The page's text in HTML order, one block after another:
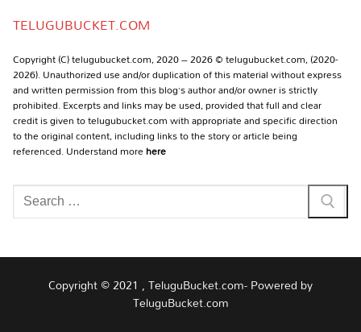
TELUGUBUCKET.COM
Copyright (C) telugubucket.com, 2020 – 2026 © telugubucket.com, (2020-
2026). Unauthorized use and/or duplication of this material without express
and written permission from this blog’s author and/or owner is strictly
prohibited. Excerpts and links may be used, provided that full and clear
credit is given to telugubucket.com with appropriate and specific direction
to the original content, including links to the story or article being
referenced. Understand morehere
Search
for:
Copyright © 2021 , TeluguBucket.com- Powered by
TeluguBucket.com